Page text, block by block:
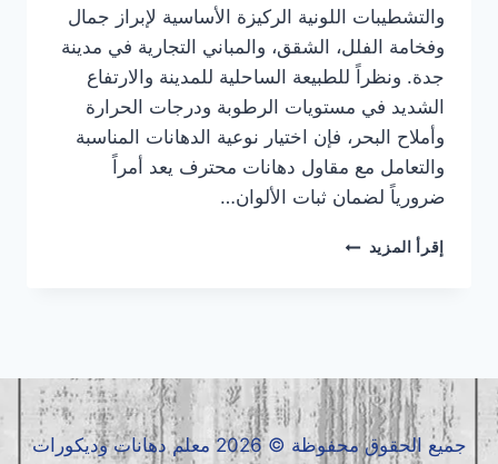
والتشطيبات اللونية الركيزة الأساسية لإبراز جمال
وفخامة الفلل، الشقق، والمباني التجارية في مدينة
جدة. ونظراً للطبيعة الساحلية للمدينة والارتفاع
الشديد في مستويات الرطوبة ودرجات الحرارة
وأملاح البحر، فإن اختيار نوعية الدهانات المناسبة
والتعامل مع مقاول دهانات محترف يعد أمراً
ضرورياً لضمان ثبات الألوان…
إقرأ المزيد دهانات
داخلية
جده
|
مقاول
جميع الحقوق محفوظة © 2026 معلم دهانات وديكورات